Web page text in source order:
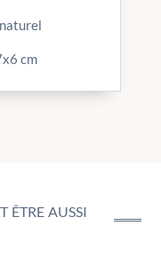
cm
être aussi